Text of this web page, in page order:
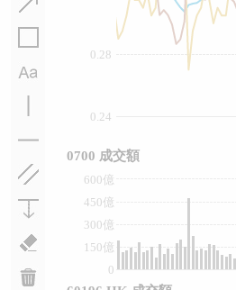
0.24
0.28
0
150億
300億
450億
600億
0700 成交額